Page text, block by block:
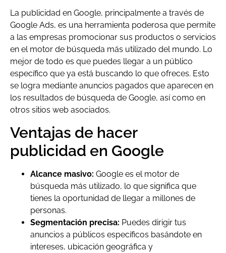
La publicidad en Google, principalmente a través de
Google Ads, es una herramienta poderosa que permite
a las empresas promocionar sus productos o servicios
en el motor de búsqueda más utilizado del mundo. Lo
mejor de todo es que puedes llegar a un público
específico que ya está buscando lo que ofreces. Esto
se logra mediante anuncios pagados que aparecen en
los resultados de búsqueda de Google, así como en
otros sitios web asociados.
Ventajas de hacer
publicidad en Google
Alcance masivo: Google es el motor de
búsqueda más utilizado, lo que significa que
tienes la oportunidad de llegar a millones de
personas.
Segmentación precisa: Puedes dirigir tus
anuncios a públicos específicos basándote en
intereses, ubicación geográfica y